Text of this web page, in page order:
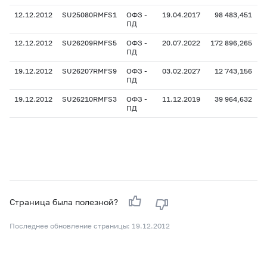
12.12.2012 SU25080RMFS1
ОФЗ -
ПД
19.04.2017 98 483,451
12.12.2012 SU26209RMFS5
ОФЗ -
ПД
20.07.2022 172 896,265
19.12.2012 SU26207RMFS9
ОФЗ -
ПД
03.02.2027 12 743,156
19.12.2012 SU26210RMFS3
ОФЗ -
ПД
11.12.2019 39 964,632
Страница была полезной?
Последнее обновление страницы: 19.12.2012